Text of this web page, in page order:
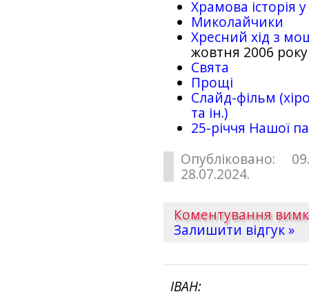
Храмова історія
Миколайчики
Хресний хід з
жовтня 2006 року
Свята
Прощі
Слайд-фільм
та ін.)
25-рiччя Нашої
Опубліковано:
28.07.2024.
Коментування
Залишити відгук »
ІВАН